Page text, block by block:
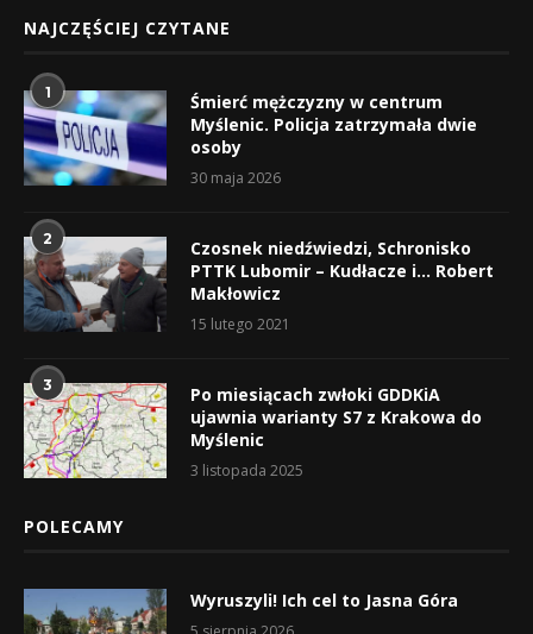
NAJCZĘŚCIEJ CZYTANE
1
Śmierć mężczyzny w centrum
Myślenic. Policja zatrzymała dwie
osoby
30 maja 2026
2
Czosnek niedźwiedzi, Schronisko
PTTK Lubomir – Kudłacze i… Robert
Makłowicz
15 lutego 2021
3
Po miesiącach zwłoki GDDKiA
ujawnia warianty S7 z Krakowa do
Myślenic
3 listopada 2025
POLECAMY
Wyruszyli! Ich cel to Jasna Góra